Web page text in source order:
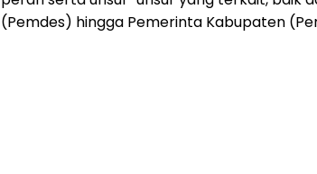
(Pemdes) hingga Pemerinta Kabupaten